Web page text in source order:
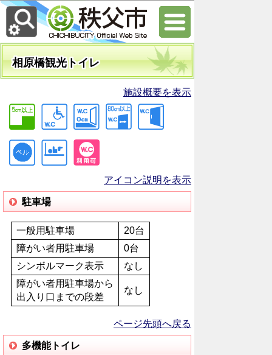
相原橋観光トイレ
施設概要を表示
アイコン説明を表示
駐車場
一般用駐車場
20台
障がい者用駐車場
0台
シンボルマーク表示
なし
障がい者用駐車場から
出入り口までの段差
なし
ページ先頭へ戻る
多機能トイレ